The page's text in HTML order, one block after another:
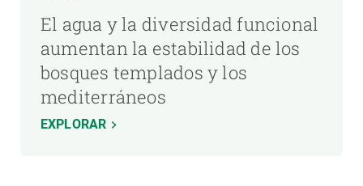
El agua y la diversidad funcional
aumentan la estabilidad de los
bosques templados y los
mediterráneos
EXPLORAR